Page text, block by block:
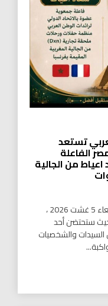
تستعد
بمصر الفاعلة
من الجالية
كتب / شادياحمد ستتجه الأنظار يوم الأربعاء 5 غشت 2026 ،
ستحتضن أحد
والشخصيات